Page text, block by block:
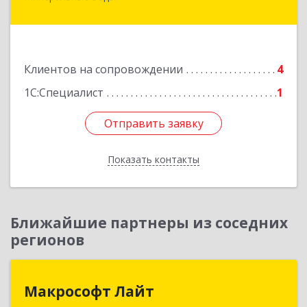
Клиентов на сопровождении
4
1С:Специалист
1
Отправить заявку
Показать контакты
Подробнее
Отправить заявку
Назад
Ближайшие партнеры из соседних
регионов
Макрософт Лайт